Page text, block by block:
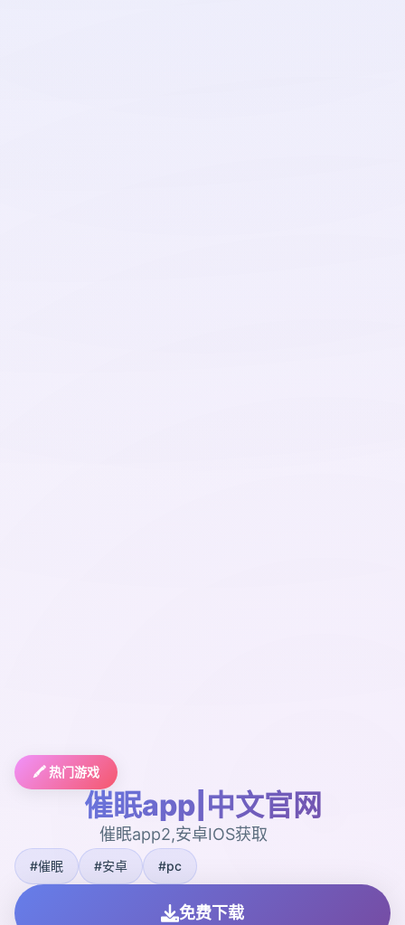
🖍️ 热门游戏
催眠app|中文官网
催眠app2,安卓IOS获取
#催眠 #安卓 #pc
免费下载